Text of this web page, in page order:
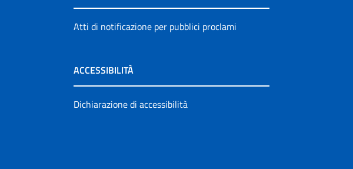
Atti di notificazione per pubblici proclami
ACCESSIBILITÀ
Dichiarazione di accessibilità